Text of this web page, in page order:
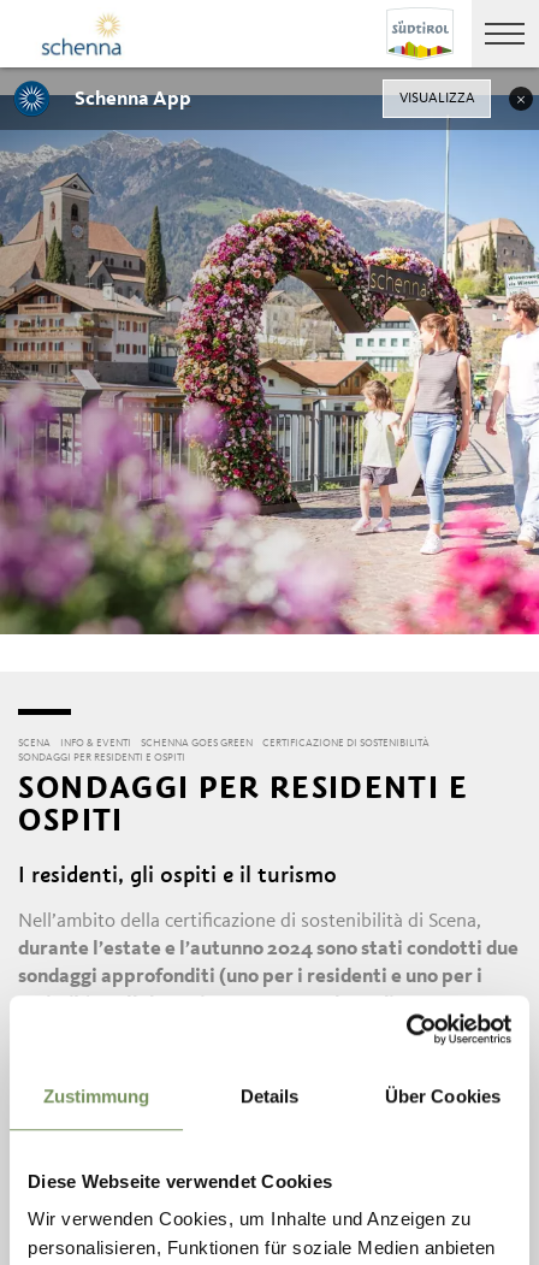
Zustimmung Details Über Cookies
Diese Webseite verwendet Cookies
Wir verwenden Cookies, um Inhalte und Anzeigen zu
personalisieren, Funktionen für soziale Medien anbieten
SCENA INFO & EVENTI SCHENNA GOES GREEN
CERTIFICAZIONE DI SOSTENIBILITÀ
SONDAGGI PER RESIDENTI E OSPITI
SONDAGGI PER RESIDENTI E
OSPITI
I residenti, gli ospiti e il turismo
Nell’ambito della certificazione di sostenibilità di Scena,
durante l’estate e l’autunno 2024 sono stati condotti due
sondaggi approfonditi (uno per i residenti e uno per i
. L’obiettivo del sondaggio per i residenti era
preoccupazioni e la soddisfazione in merito al turismo
Il feedback raccolto è stato
fondamentale per definire una
considerazione le necessità sia dei residenti sia degli ospiti e
che tuteli le risorse naturali.
Schenna App VISUALIZZA